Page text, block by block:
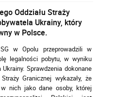
Oddziału Straży
Ukrainy, który
w Polsce.
w Opolu przeprowadzili w
legalności pobytu, w wyniku
Sprawdzenia dokonane
Granicznej wykazały, że
nich jako dane osoby, której